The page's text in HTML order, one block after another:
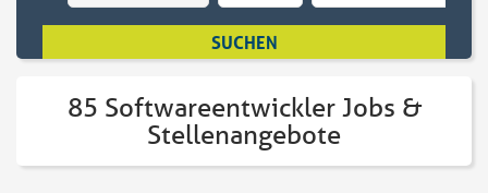
85 Softwareentwickler Jobs &
Stellenangebote